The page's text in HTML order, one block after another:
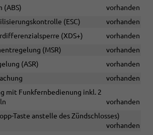
(ABS)
vorhanden
(ESC)
vorhanden
(XDS+)
vorhanden
(MSR)
vorhanden
(ASR)
vorhanden
vorhanden
mit Funkfernbedienung inkl. 2
vorhanden
Taste anstelle des Zündschlosses)
vorhanden